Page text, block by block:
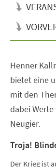
Henner
bietet eine
mit den
dabei
Neugier.
Troja!
Der Krieg ist